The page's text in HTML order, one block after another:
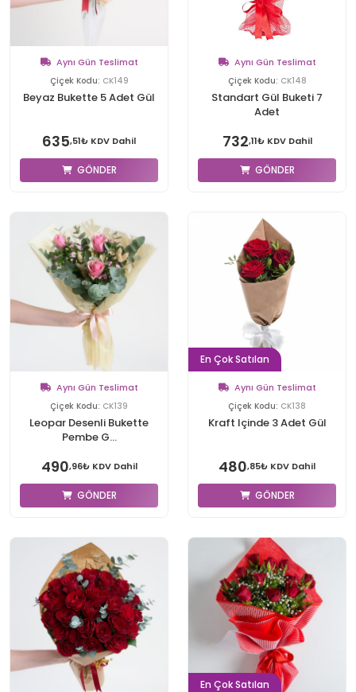
Aynı Gün Teslimat
Çiçek Kodu: CK149
Beyaz Bukette 5 Adet Gül
635,51₺ KDV Dahil
GÖNDER
Aynı Gün Teslimat
Çiçek Kodu: CK148
Standart Gül Buketi 7
Adet
732,11₺ KDV Dahil
GÖNDER
Aynı Gün Teslimat
Çiçek Kodu: CK139
Leopar Desenli Bukette
Pembe G...
490,96₺ KDV Dahil
GÖNDER
En Çok Satılan
Aynı Gün Teslimat
Çiçek Kodu: CK138
Kraft Içinde 3 Adet Gül
480,85₺ KDV Dahil
GÖNDER
En Çok Satılan